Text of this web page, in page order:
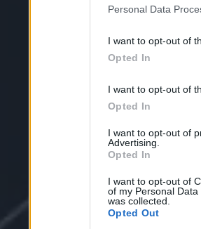
Personal Data
I want to opt-out of
Opted In
I want to opt-out of
Opted In
I want to opt-out of
Advertising.
Opted In
I want to opt-out of
of my Personal
was collected.
Opted Out